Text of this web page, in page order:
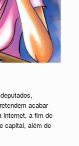
acabar
internet, a fim de
capital, além de